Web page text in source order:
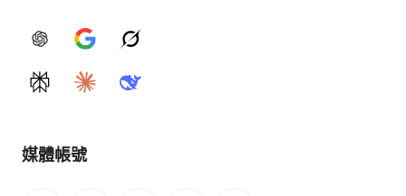
ChatGPTGoogle AIGrok
PerplexityClaudeDeepSeek
媒體帳號